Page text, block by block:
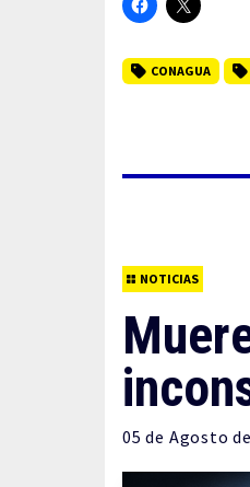
CONAGUA
NOTICIAS
05 de Agosto